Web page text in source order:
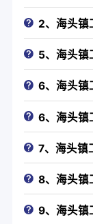
2、海头镇
5、海头镇
6、海头镇
9、海头镇